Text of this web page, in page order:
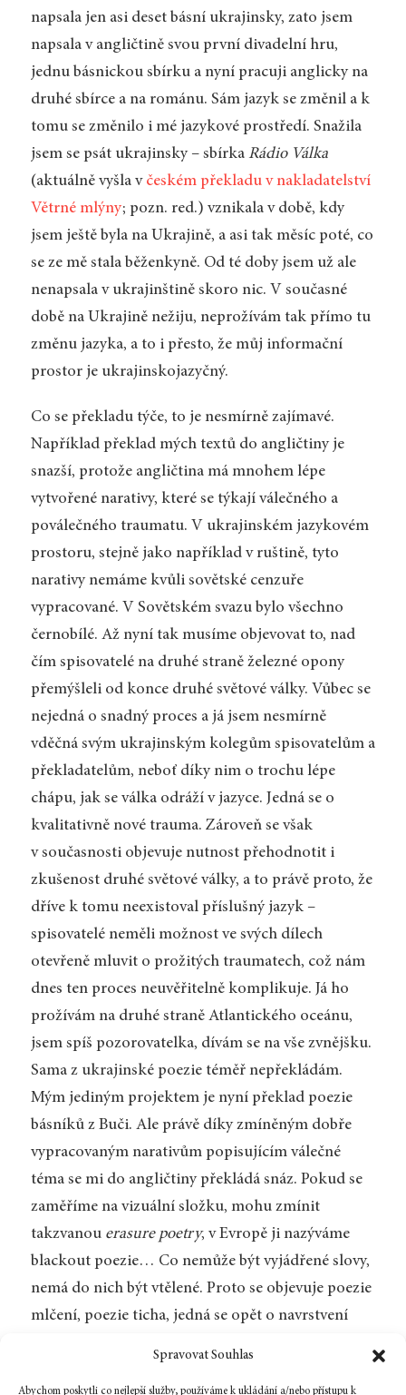
Spravovat Souhlas
Abychom poskytli co nejlepší služby, používáme k ukládání a/nebo přístupu k
napsala jen asi deset básní ukrajinsky, zato jsem
napsala v angličtině svou první divadelní hru,
jednu básnickou sbírku a nyní pracuji anglicky na
druhé sbírce a na románu. Sám jazyk se změnil a k
tomu se změnilo i mé jazykové prostředí. Snažila
jsem se psát ukrajinsky – sbírka Rádio Válka
(aktuálně vyšla v českém překladu v nakladatelství
Větrné mlýny; pozn. red.) vznikala v době, kdy
jsem ještě byla na Ukrajině, a asi tak měsíc poté, co
se ze mě stala běženkyně. Od té doby jsem už ale
nenapsala v ukrajinštině skoro nic. V současné
době na Ukrajině nežiju, neprožívám tak přímo tu
změnu jazyka, a to i přesto, že můj informační
prostor je ukrajinskojazyčný.
Co se překladu týče, to je nesmírně zajímavé.
Například překlad mých textů do angličtiny je
snazší, protože angličtina má mnohem lépe
vytvořené narativy, které se týkají válečného a
poválečného traumatu. V ukrajinském jazykovém
prostoru, stejně jako například v ruštině, tyto
narativy nemáme kvůli sovětské cenzuře
vypracované. V Sovětském svazu bylo všechno
černobílé. Až nyní tak musíme objevovat to, nad
čím spisovatelé na druhé straně železné opony
přemýšleli od konce druhé světové války. Vůbec se
nejedná o snadný proces a já jsem nesmírně
vděčná svým ukrajinským kolegům spisovatelům a
překladatelům, neboť díky nim o trochu lépe
chápu, jak se válka odráží v jazyce. Jedná se o
kvalitativně nové trauma. Zároveň se však
v současnosti objevuje nutnost přehodnotit i
zkušenost druhé světové války, a to právě proto, že
dříve k tomu neexistoval příslušný jazyk –
spisovatelé neměli možnost ve svých dílech
otevřeně mluvit o prožitých traumatech, což nám
dnes ten proces neuvěřitelně komplikuje. Já ho
prožívám na druhé straně Atlantického oceánu,
jsem spíš pozorovatelka, dívám se na vše zvnějšku.
Sama z ukrajinské poezie téměř nepřekládám.
Mým jediným projektem je nyní překlad poezie
básníků z Buči. Ale právě díky zmíněným dobře
vypracovaným narativům popisujícím válečné
téma se mi do angličtiny překládá snáz. Pokud se
zaměříme na vizuální složku, mohu zmínit
takzvanou erasure poetry, v Evropě ji nazýváme
blackout poezie… Co nemůže být vyjádřené slovy,
nemá do nich být vtělené. Proto se objevuje poezie
mlčení, poezie ticha, jedná se opět o navrstvení